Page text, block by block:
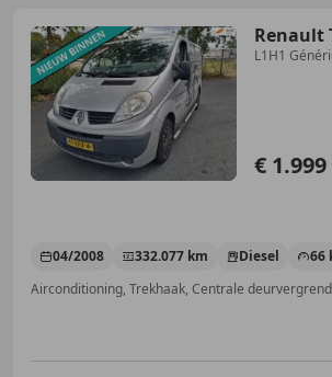
Renault
L1H1
€ 1.999
04/2008 332.077 km Diesel
66